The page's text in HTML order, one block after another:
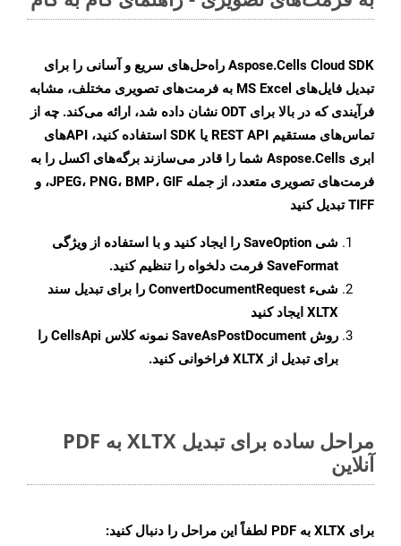
Aspose.Cells Cloud SDK راه‌حل‌های سریع و آسانی را برای
تبدیل فایل‌های MS Excel به فرمت‌های تصویری مختلف، مشابه
فرآیندی که در بالا برای ODT نشان داده شد، ارائه می‌کند. چه از
تماس‌های مستقیم REST API یا SDK استفاده کنید، APIهای
ابری Aspose.Cells شما را قادر می‌سازند برگه‌های اکسل را به
فرمت‌های تصویری متعدد، از جمله JPEG، PNG، BMP، GIF، و
TIFF تبدیل کنید
شی SaveOption را ایجاد کنید و با استفاده از ویژگی
SaveFormat فرمت دلخواه را تنظیم کنید.
شیء ConvertDocumentRequest را برای تبدیل سند
XLTX ایجاد کنید
روش SaveAsPostDocument
نمونه کلاس CellsApi را
برای تبدیل از XLTX فراخوانی کنید.
مراحل ساده برای تبدیل XLTX به PDF
آنلاین
برای XLTX به PDF لطفاً این مراحل را دنبال کنید: